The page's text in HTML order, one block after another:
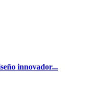
innovador...